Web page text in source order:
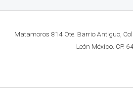
Matamoros 814 Ote. Barrio Antiguo,
León México. CP.